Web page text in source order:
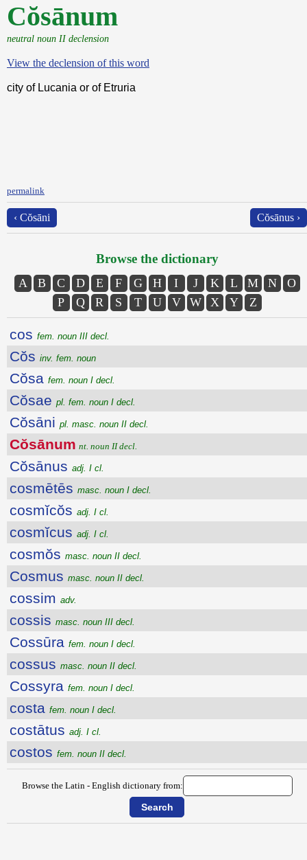
Cŏsānum
neutral noun II declension
View the declension of this word
city of Lucania or of Etruria
permalink
‹ Cŏsāni Cŏsānus ›
Browse the dictionary
A B C D E F G H I J K L M N
O
P
Q R S T U V W X Y Z
cos fem. noun III decl.
Cŏs inv. fem. noun
Cŏsa fem. noun I decl.
Cŏsae pl. fem. noun I decl.
Cŏsāni pl. masc. noun II decl.
Cŏsānum nt. noun II decl.
Cŏsānus adj. I cl.
cosmētēs masc. noun I decl.
cosmĭcŏs adj. I cl.
cosmĭcus adj. I cl.
cosmŏs masc. noun II decl.
Cosmus masc. noun II decl.
cossim adv.
cossis masc. noun III decl.
Cossūra fem. noun I decl.
cossus masc. noun II decl.
Cossyra fem. noun I decl.
costa fem. noun I decl.
costātus adj. I cl.
costos fem. noun II decl.
Browse the Latin - English dictionary from: